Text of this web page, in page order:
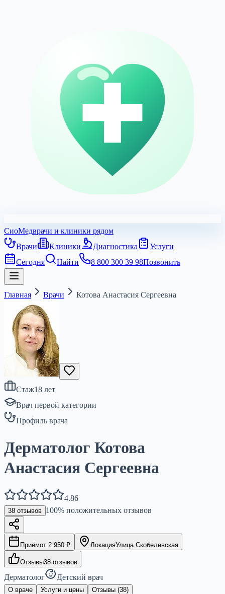
СиоМедврачи и клиники рядом
Врачи
Клиники Диагностика
Услуги
Сегодня
Найти 8 800 300 39 98Позвонить
Главная Врачи Котова Анастасия Сергеевна
Стаж18 лет
Врач первой категории
Профиль врача
Дерматолог Котова
Анастасия Сергеевна
4.86
38 отзывов 100% положительных отзывов
Приёмот 2 950 ₽ ЛокацияУлица Скобелевская
Отзывы38 отзывов
Дерматолог Детский врач
О враче Услуги и цены Отзывы (38)